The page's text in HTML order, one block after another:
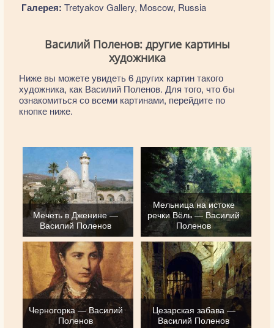
Галерея: Tretyakov Gallery, Moscow, Russia
Василий Поленов: другие картины
художника
Ниже вы можете увидеть 6 других картин такого
художника, как Василий Поленов. Для того, что бы
ознакомиться со всеми картинами, перейдите по
кнопке ниже.
Мечеть в Дженине —
Василий Поленов
Мельница на истоке
речки Вёль — Василий
Поленов
Черногорка — Василий
Поленов
Цезарская забава —
Василий Поленов